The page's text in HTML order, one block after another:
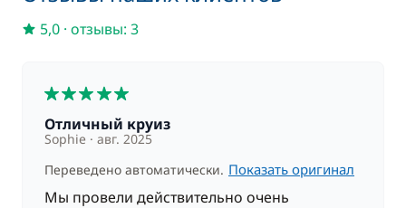
5,0 · отзывы: 3
Отличный круиз
Sophie
авг. 2025
Переведено автоматически. Показать оригинал
Мы провели действительно очень